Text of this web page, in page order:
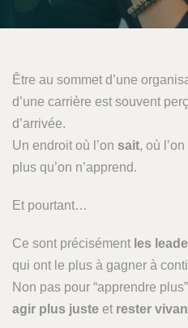
Être au sommet d’une
d’une carrière est souvent
d’arrivée.
Un endroit où l’on sait, où l’on
plus qu’on n’apprend.
Et pourtant…
Ce sont précisément les
qui ont le plus à gagner à
Non pas pour “apprendre
agir plus juste et rester